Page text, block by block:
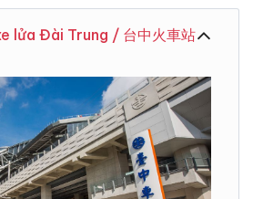
lửa Đài Trung / 台中火車站